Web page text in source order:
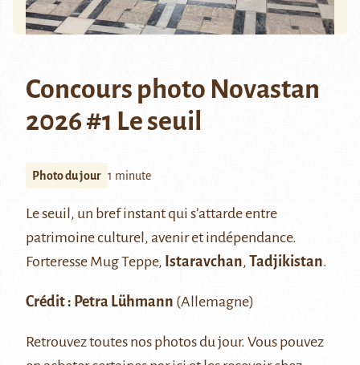
Concours photo Novastan
2026 #1 Le seuil
Photo du jour 1 minute
Le seuil, un bref instant qui s’attarde entre
patrimoine culturel, avenir et indépendance.
Forteresse Mug Teppe, Istaravchan, Tadjikistan.
Crédit : Petra Lühmann (Allemagne)
Retrouveztoutes nos photos du jour. Vous pouvez